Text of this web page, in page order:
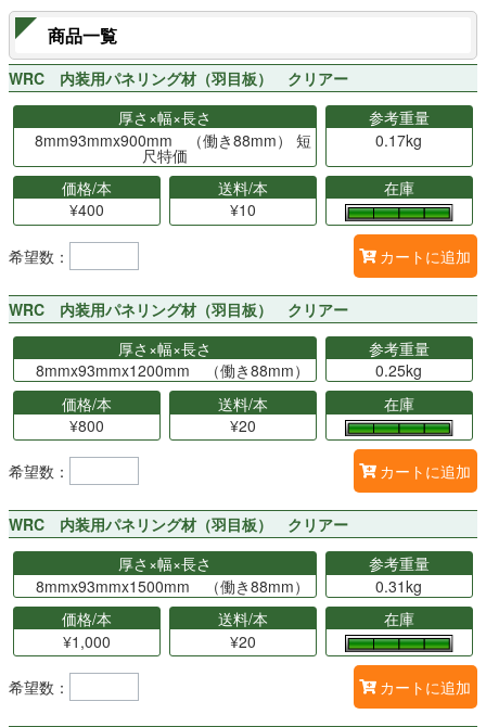
商品一覧
WRC 内装用パネリング材（羽目板） クリアー
厚さ×幅×長さ
8mm93mmx900mm （働き88mm） 短
尺特価
参考重量
0.17kg
価格/本
¥400
送料/本
¥10
在庫
希望数： カートに追加
WRC 内装用パネリング材（羽目板） クリアー
厚さ×幅×長さ
8mmx93mmx1200mm （働き88mm）
参考重量
0.25kg
価格/本
¥800
送料/本
¥20
在庫
希望数： カートに追加
WRC 内装用パネリング材（羽目板） クリアー
厚さ×幅×長さ
8mmx93mmx1500mm （働き88mm）
参考重量
0.31kg
価格/本
¥1,000
送料/本
¥20
在庫
希望数： カートに追加